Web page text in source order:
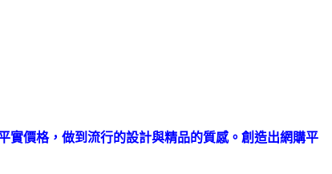
實價格，做到流行的設計與精品的質感。創造出網購平